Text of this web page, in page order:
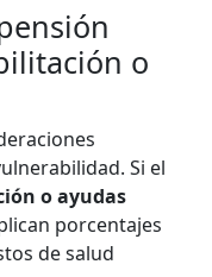
o
Si el
o ayudas
porcentajes
de salud